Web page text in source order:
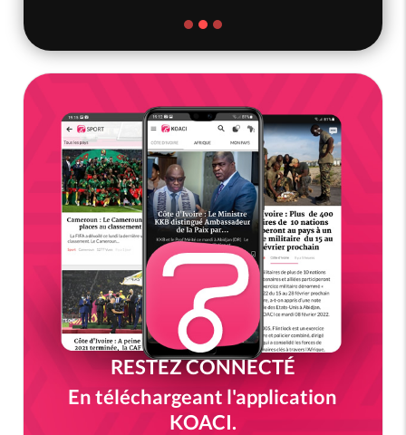
RESTEZ CONNECTÉ
En téléchargeant l'application
KOACI.